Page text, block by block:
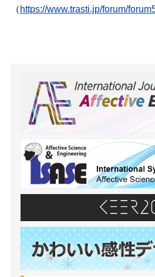
（ https://www.trasti.jp/forum/